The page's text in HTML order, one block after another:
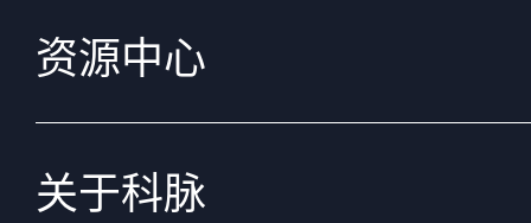
资源中心
关于科脉